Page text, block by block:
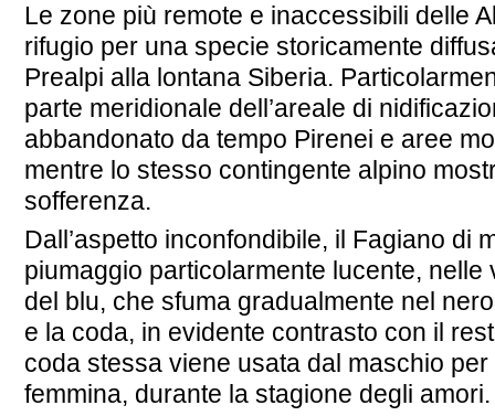
Le zone più remote e inaccessibili delle
rifugio per una specie storicamente
Prealpi alla lontana Siberia.
parte meridionale dell’areale di
abbandonato da tempo Pirenei e aree
mentre lo stesso contingente alpino
sofferenza.
Dall’aspetto inconfondibile, il Fagiano di
piumaggio particolarmente lucente, nelle
del blu, che sfuma gradualmente nel
e la coda, in evidente contrasto con il
coda stessa viene usata dal maschio per
femmina, durante la stagione degli amori.